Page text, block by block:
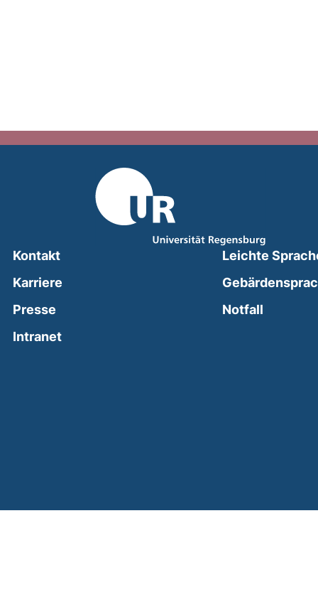
Kontakt
Karriere
Presse
Intranet(external link, opens in a new window)
Leichte
Notfall